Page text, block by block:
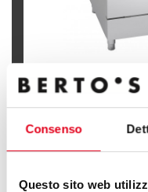
Consenso
Questo sito web
KOCIOŁ WARZELNY